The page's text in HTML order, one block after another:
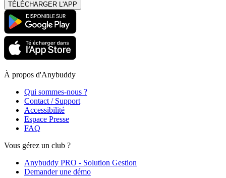
TÉLÉCHARGER L'APP
À propos d'Anybuddy
Qui sommes-nous ?
Contact / Support
Accessibilité
Espace Presse
FAQ
Vous gérez un club ?
Anybuddy PRO - Solution Gestion
Demander une démo